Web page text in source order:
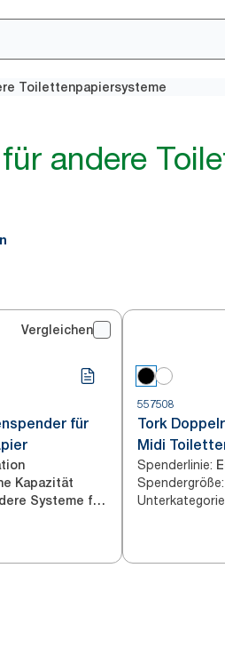
Toilettenpapiersysteme
andere
Vergleichen
für
Kapazität
Andere Systeme für Toilettenpapier
557508
Tork
Midi
Spenderlinie:
Spendergröße:
Unterkategorie